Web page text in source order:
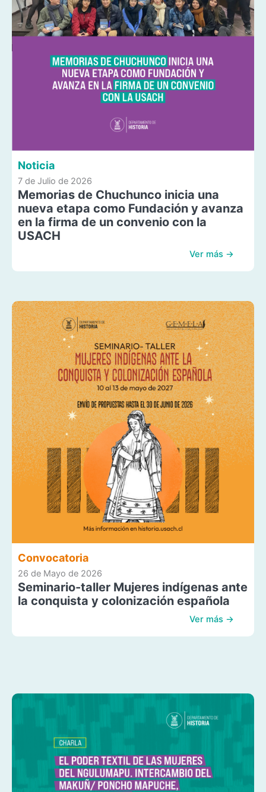
Noticia
7 de Julio de 2026
Memorias de Chuchunco inicia una
nueva etapa como Fundación y avanza
en la firma de un convenio con la
USACH
Ver más →
Convocatoria
26 de Mayo de 2026
Seminario-taller Mujeres indígenas ante
la conquista y colonización española
Ver más →